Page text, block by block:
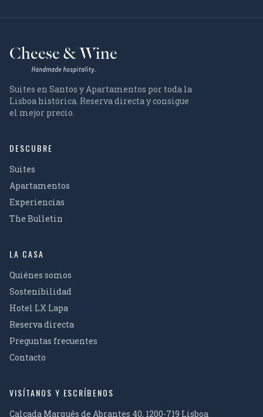
Cheese & Wine
Handmade hospitality.
Suites en Santos y Apartamentos por toda la
Lisboa histórica. Reserva directa y consigue
el mejor precio.
DESCUBRE
Suites
Apartamentos
Experiencias
The Bulletin
LA CASA
Quiénes somos
Sostenibilidad
Hotel LX Lapa
Reserva directa
Preguntas frecuentes
Contacto
VISÍTANOS Y ESCRÍBENOS
Calçada Marquês de Abrantes 40, 1200-719 Lisboa